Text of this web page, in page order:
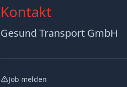
Kontakt
Gesund Transport GmbH
Job melden